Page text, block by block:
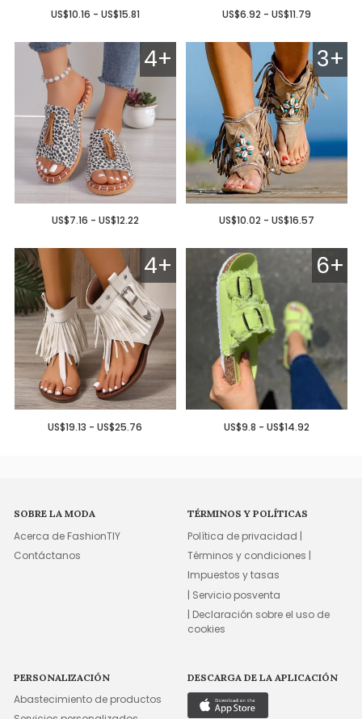
US$10.16 - US$15.81 US$6.92 - US$11.79
4+
US$7.16 - US$12.22
3+
US$10.02 - US$16.57
4+
US$19.13 - US$25.76
6+
US$9.8 - US$14.92
SOBRE LA MODA
Acerca de FashionTIY
Contáctanos
TÉRMINOS Y POLÍTICAS
Política de privacidad |
Términos y condiciones |
Impuestos y tasas
| Servicio posventa
| Declaración sobre el uso de
cookies
PERSONALIZACIÓN
Abastecimiento de productos
DESCARGA DE LA APLICACIÓN